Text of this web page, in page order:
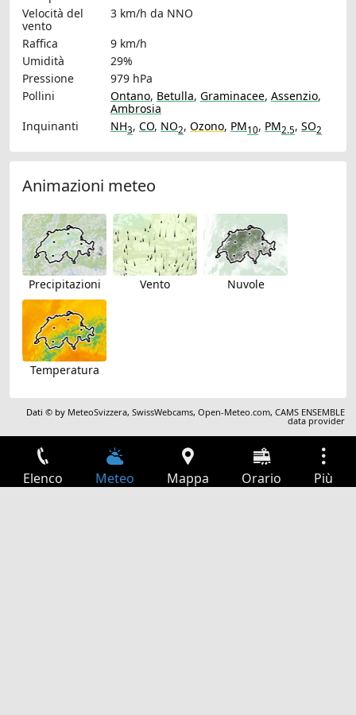
Velocità del
vento
3 km/h da NNO
Raffica
9 km/h
Umidità
29%
Pressione
979 hPa
Pollini
Ontano, Betulla, Graminacee, Assenzio,
Ambrosia
Inquinanti
NH3, CO, NO2, Ozono, PM10, PM2.5, SO2
Animazioni meteo
Precipitazioni Vento Nuvole
Temperatura
Dati © by MeteoSvizzera,SwissWebcams,Open-Meteo.com,CAMS ENSEMBLE
data provider
Elenco Meteo Mappa Orario Più